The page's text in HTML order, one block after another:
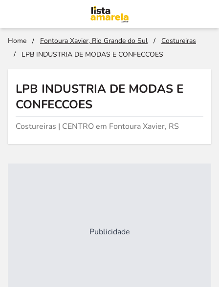
Home / Fontoura Xavier, Rio Grande do Sul /
Costureiras
/
LPB INDUSTRIA DE MODAS E CONFECCOES
LPB INDUSTRIA DE MODAS E
CONFECCOES
Costureiras | CENTRO em Fontoura Xavier, RS
Publicidade